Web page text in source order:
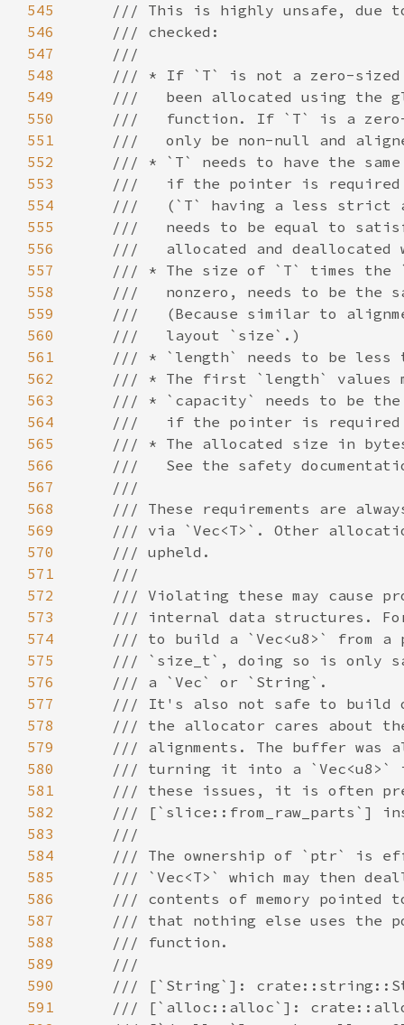
545
546
547
548
549
550
551
552
553
554
555
556
557
558
559
560
561
562
563
564
565
566
567
568
569
570
571
572
573
574
575
576
577
578
579
580
581
582
583
584
585
586
587
588
589
590
591